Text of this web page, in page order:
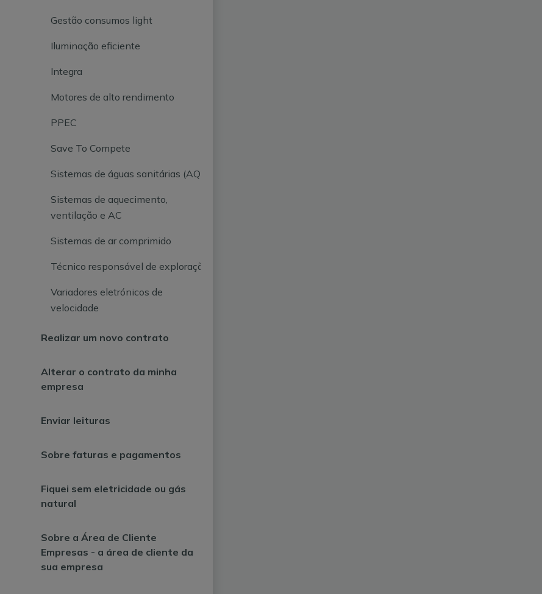
Gestão consumos light
Iluminação eficiente
Integra
Motores de alto rendimento
PPEC
Save To Compete
Sistemas de águas sanitárias (AQS)
Sistemas de aquecimento,
ventilação e AC
Sistemas de ar comprimido
Técnico responsável de exploração
Variadores eletrónicos de
velocidade
Realizar um novo contrato
Alterar o contrato da minha
empresa
Enviar leituras
Sobre faturas e pagamentos
Fiquei sem eletricidade ou gás
natural
Sobre a Área de Cliente
Empresas - a área de cliente da
sua empresa